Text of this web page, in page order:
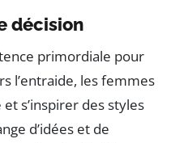
décision
primordiale pour
l’entraide, les femmes
s’inspirer des styles
d’idées et de